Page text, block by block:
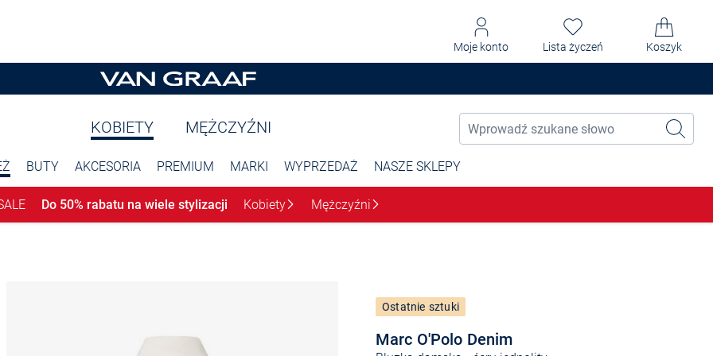
Moje konto Lista życzeń Koszyk
KOBIETY MĘŻCZYŹNI
BUTY AKCESORIA PREMIUM MARKI WYPRZEDAŻ NASZE SKLEPY
Do 50% rabatu na wiele stylizacji Kobiety Mężczyźni
Marc O'Polo Denim
Ostatnie sztuki